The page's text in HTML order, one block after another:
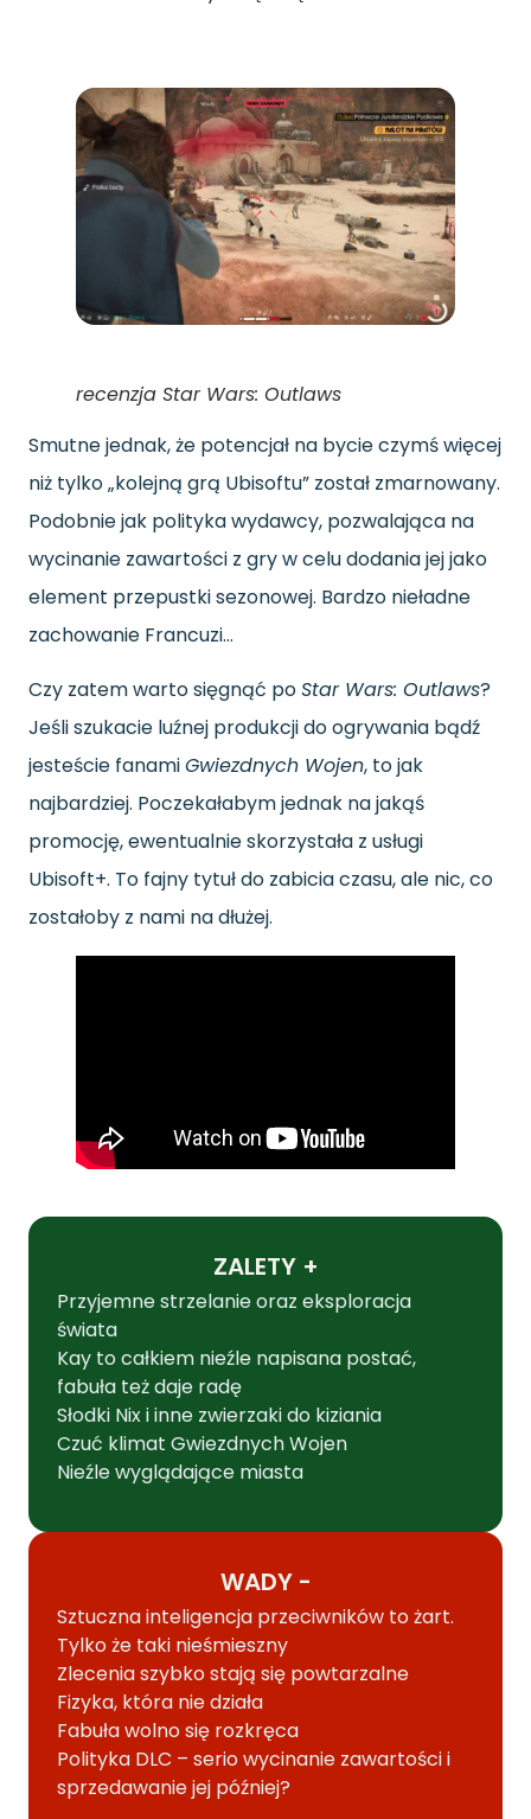
recenzja Star Wars: Outlaws
Smutne jednak, że potencjał na bycie czymś więcej
niż tylko „kolejną grą Ubisoftu” został zmarnowany.
Podobnie jak polityka wydawcy, pozwalająca na
wycinanie zawartości z gry w celu dodania jej jako
element przepustki sezonowej. Bardzo nieładne
zachowanie Francuzi…
Czy zatem warto sięgnąć poStar Wars: Outlaws?
Jeśli szukacie luźnej produkcji do ogrywania bądź
jesteście fanamiGwiezdnych Wojen, to jak
najbardziej. Poczekałabym jednak na jakąś
promocję, ewentualnie skorzystała z usługi
Ubisoft+. To fajny tytuł do zabicia czasu, ale nic, co
zostałoby z nami na dłużej.
ZALETY +
Przyjemne strzelanie oraz eksploracja
świata
Kay to całkiem nieźle napisana postać,
fabuła też daje radę
Słodki Nix i inne zwierzaki do kiziania
Czuć klimat Gwiezdnych Wojen
Nieźle wyglądające miasta
WADY -
Sztuczna inteligencja przeciwników to żart.
Tylko że taki nieśmieszny
Zlecenia szybko stają się powtarzalne
Fizyka, która nie działa
Fabuła wolno się rozkręca
Polityka DLC – serio wycinanie zawartości i
sprzedawanie jej później?